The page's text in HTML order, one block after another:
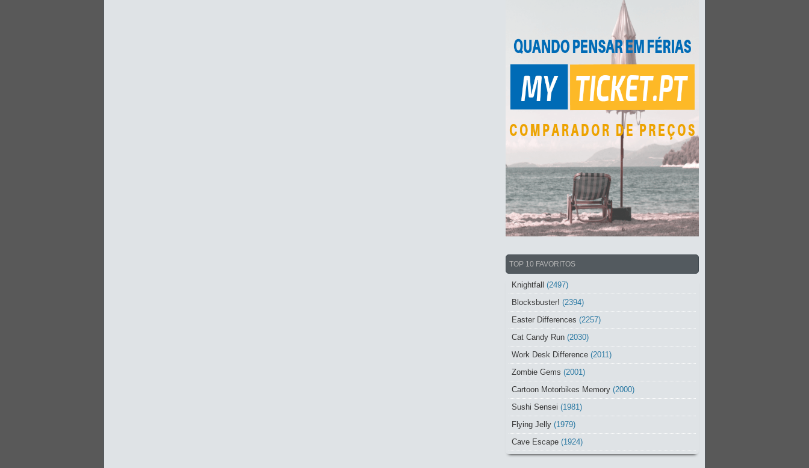
TOP 10 FAVORITOS
Knightfall (2497)
Blocksbuster! (2394)
Easter Differences (2257)
Cat Candy Run (2030)
Work Desk Difference (2011)
Zombie Gems (2001)
Cartoon Motorbikes Memory (2000)
Sushi Sensei (1981)
Flying Jelly (1979)
Cave Escape (1924)